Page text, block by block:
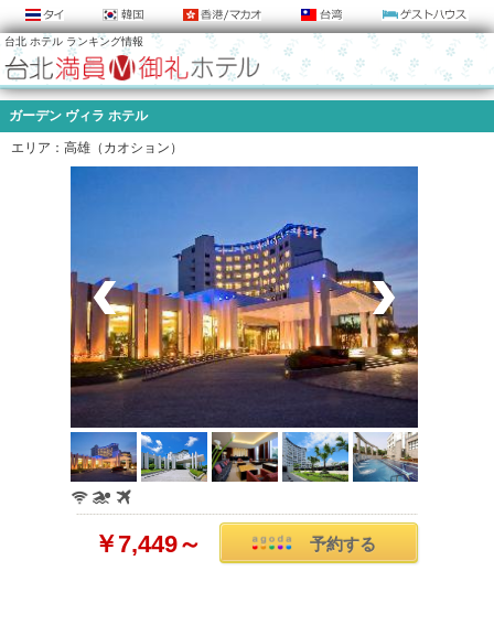
台北 ホテル ランキング情報
ガーデン ヴィラ ホテル
エリア：高雄（カオション）
￥7,449～ 予約する